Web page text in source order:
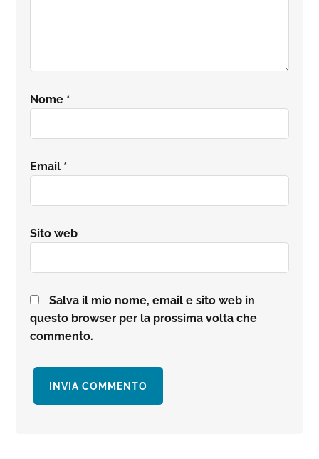
Nome *
Email *
Sito web
Salva il mio nome, email e sito web in
questo browser per la prossima volta che
commento.